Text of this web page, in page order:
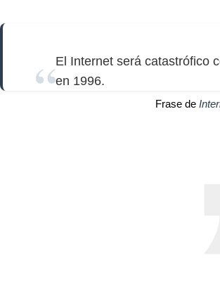
El Internet será catastrófico
en 1996.
Frase de